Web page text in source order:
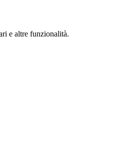
e altre funzionalità.